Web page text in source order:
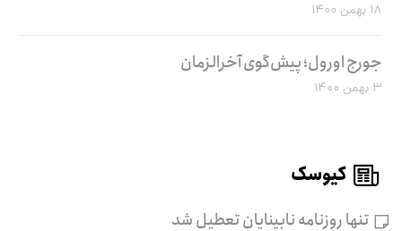
۱۸ بهمن ۱۴۰۰
جورج اورول؛ پیش‌گوی آخرالزمان
۳ بهمن ۱۴۰۰
کیوسک
تنها روزنامه نابینایان تعطیل شد